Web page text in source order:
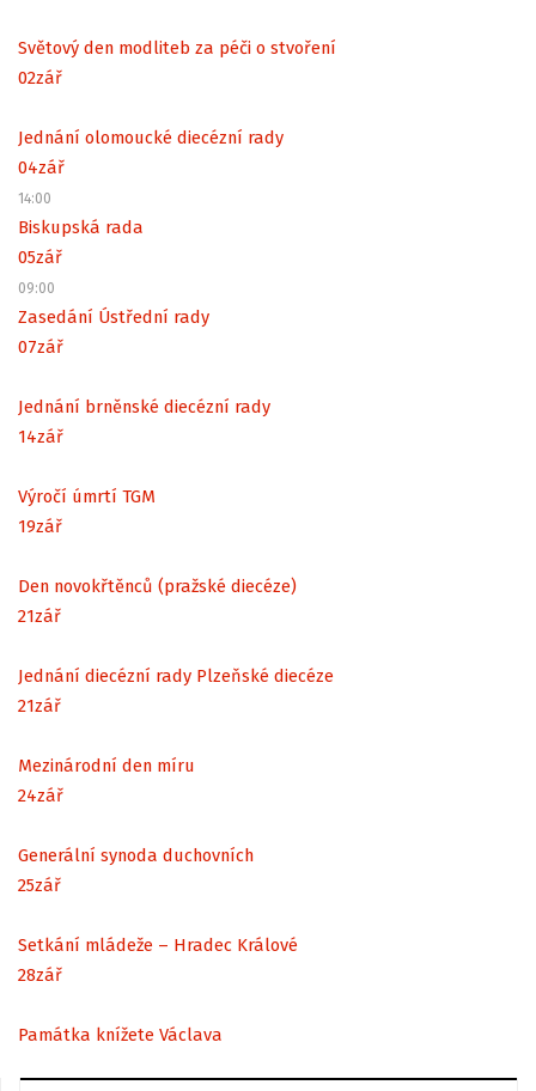
Světový den modliteb za péči o stvoření
02zář
Jednání olomoucké diecézní rady
04zář
14:00
Biskupská rada
05zář
09:00
Zasedání Ústřední rady
07zář
Jednání brněnské diecézní rady
14zář
Výročí úmrtí TGM
19zář
Den novokřtěnců (pražské diecéze)
21zář
Jednání diecézní rady Plzeňské diecéze
21zář
Mezinárodní den míru
24zář
Generální synoda duchovních
25zář
Setkání mládeže – Hradec Králové
28zář
Památka knížete Václava